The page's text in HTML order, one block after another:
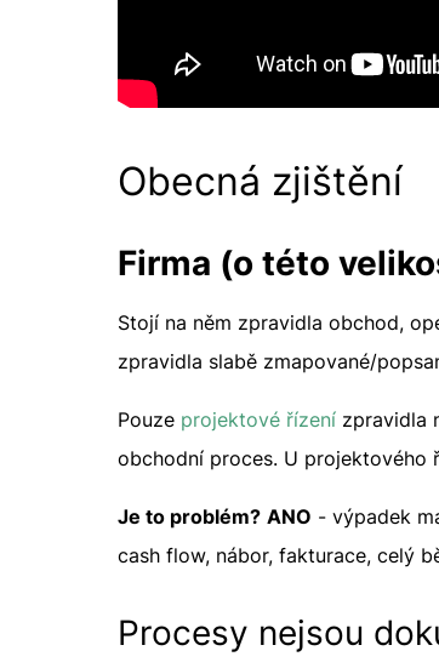
Obecná zjištění
Firma (o této
Stojí na něm zpravidla obchod,
zpravidla slabě zmapované/
Pouze projektové řízení zpravidla
obchodní proces. U projektového
Je to problém? ANO - výpadek
cash flow, nábor, fakturace, celý
Procesy nejsou